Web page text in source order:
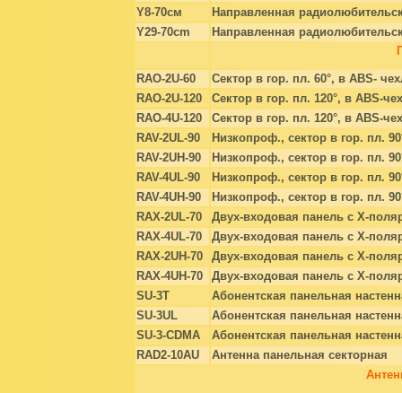
Y8-70см
Направленная
Y29-70сm
Направленная
RAO-2U-60
Сектор в гор. пл. 60°, в ABS-
RAO-2U-120
Сектор в гор. пл. 120°, в ABS-
RAO-4U-120
Сектор в гор. пл. 120°, в ABS-
RAV-2UL-90
Низкопроф., сектор в гор. пл.
RAV-2UH-90
Низкопроф., сектор в гор. пл.
RAV-4UL-90
Низкопроф., сектор в гор. пл.
RAV-4UH-90
Низкопроф., сектор в гор. пл.
RAX-2UL-70
Двух-входовая панель с Х-
RAX-4UL-70
Двух-входовая панель с Х-
RAX-2UH-70
Двух-входовая панель с Х-
RAX-4UH-70
Двух-входовая панель с Х-
SU-3T
Абонентская панельная
SU-3UL
Абонентская панельная
SU-3-CDMA
Абонентская панельная
RAD2-10AU
Антенна панельная секторная